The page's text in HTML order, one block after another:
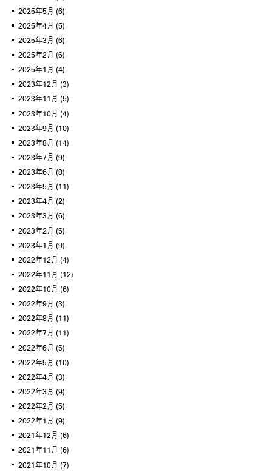
2025年5月 (6)
2025年4月 (5)
2025年3月 (6)
2025年2月 (6)
2025年1月 (4)
2023年12月 (3)
2023年11月 (5)
2023年10月 (4)
2023年9月 (10)
2023年8月 (14)
2023年7月 (9)
2023年6月 (8)
2023年5月 (11)
2023年4月 (2)
2023年3月 (6)
2023年2月 (5)
2023年1月 (9)
2022年12月 (4)
2022年11月 (12)
2022年10月 (6)
2022年9月 (3)
2022年8月 (11)
2022年7月 (11)
2022年6月 (5)
2022年5月 (10)
2022年4月 (3)
2022年3月 (9)
2022年2月 (5)
2022年1月 (9)
2021年12月 (6)
2021年11月 (6)
2021年10月 (7)